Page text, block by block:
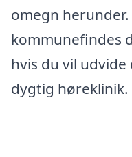
omegn herunder.
kommunefindes
hvis du vil
dygtig høreklinik.